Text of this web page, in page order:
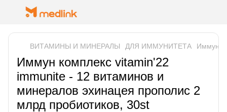
ВИТАМИНЫ И МИНЕРАЛЫ ДЛЯ ИММУНИТЕТА Иммун
Иммун комплекс vitamin'22
immunite - 12 витаминов и
минералов эхинацея прополис 2
млрд пробиотиков, 30st